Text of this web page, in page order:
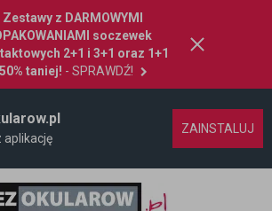
Zestawy z DARMOWYMI
soczewek
2+1 i 3+1 oraz 1+1
50% taniej! - SPRAWDŹ!
aplikację
ZAINSTALUJ